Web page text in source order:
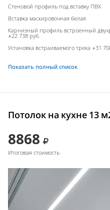
Стеновой профиль под вставку ПВХ
Вставка маскировочная белая
Карнизный профиль встроенный
+22 738 руб.
Установка встраиваемого трека +31
Показать полный список
Потолок на кухне 13
8868
Итоговая стоимость